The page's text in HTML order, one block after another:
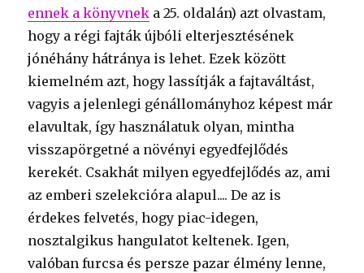
ennek a könyvnek a 25. oldalán) azt olvastam,
hogy a régi fajták újbóli elterjesztésének
jónéhány hátránya is lehet. Ezek között
kiemelném azt, hogy lassítják a fajtaváltást,
vagyis a jelenlegi génállományhoz képest már
elavultak, így használatuk olyan, mintha
visszapörgetné a növényi egyedfejlődés
kerekét. Csakhát milyen egyedfejlődés az, ami
az emberi szelekcióra alapul.... De az is
érdekes felvetés, hogy piac-idegen,
nosztalgikus hangulatot keltenek. Igen,
valóban furcsa és persze pazar élmény lenne,